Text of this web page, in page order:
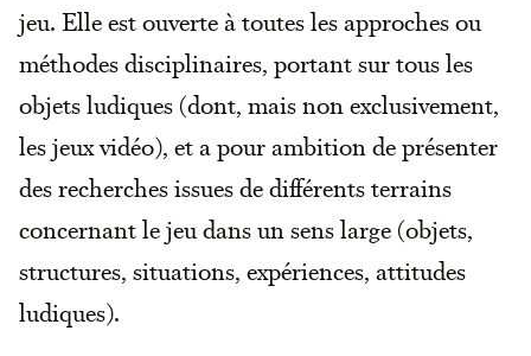
jeu. Elle est ouverte à toutes les approches ou
méthodes disciplinaires, portant sur tous les
objets ludiques (dont, mais non exclusivement,
les jeux vidéo), et a pour ambition de présenter
des recherches issues de différents terrains
concernant le jeu dans un sens large (objets,
structures, situations, expériences, attitudes
ludiques).